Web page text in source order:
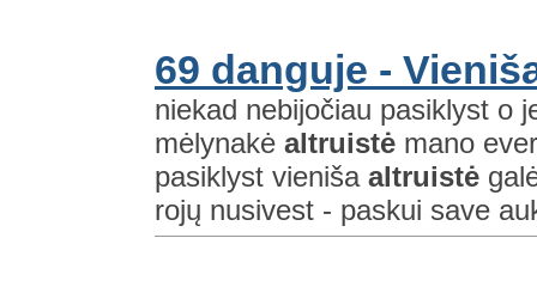
69 danguje -
niekad nebijočiau pasiklyst o
mėlynakė altruistė mano
pasiklyst vieniša altruistė
rojų nusivest - paskui save